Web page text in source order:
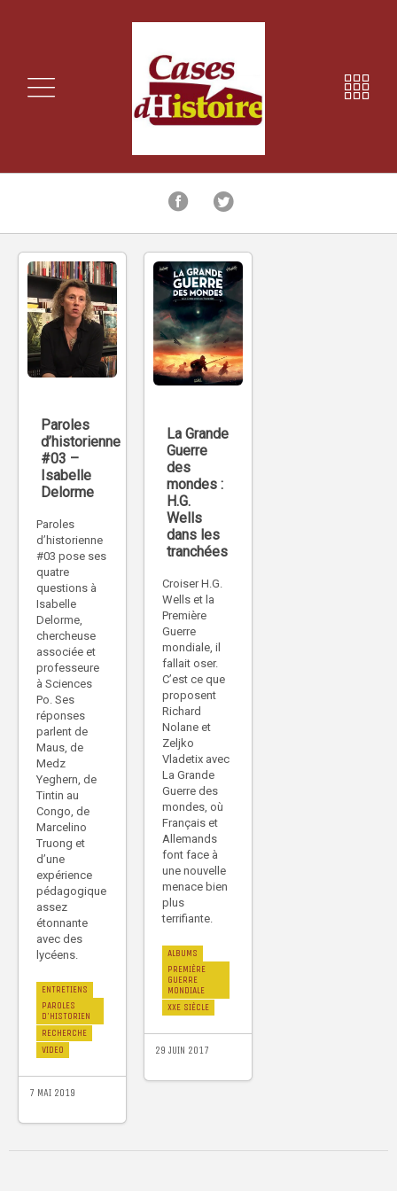
Paroles
d’historienne
#03 –
Isabelle
Delorme
Paroles
d’historienne
#03 pose ses
quatre
questions à
Isabelle
Delorme,
chercheuse
associée et
professeure
à Sciences
Po. Ses
réponses
parlent de
Maus, de
Medz
Yeghern, de
Tintin au
Congo, de
Marcelino
Truong et
d’une
expérience
pédagogique
assez
étonnante
avec des
lycéens.
ENTRETIENS
PAROLES
D'HISTORIEN
RECHERCHE
VIDEO
7 MAI 2019
La Grande
Guerre
des
mondes :
H.G.
Wells
dans les
tranchées
Croiser H.G.
Wells et la
Première
Guerre
mondiale, il
fallait oser.
C’est ce que
proposent
Richard
Nolane et
Zeljko
Vladetix avec
La Grande
Guerre des
mondes, où
Français et
Allemands
font face à
une nouvelle
menace bien
plus
terrifiante.
ALBUMS
PREMIÈRE
GUERRE
MONDIALE
XXE SIÈCLE
29 JUIN 2017